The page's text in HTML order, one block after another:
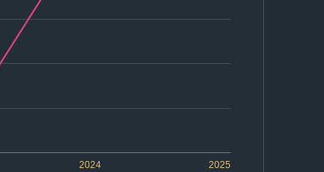
2024 2025